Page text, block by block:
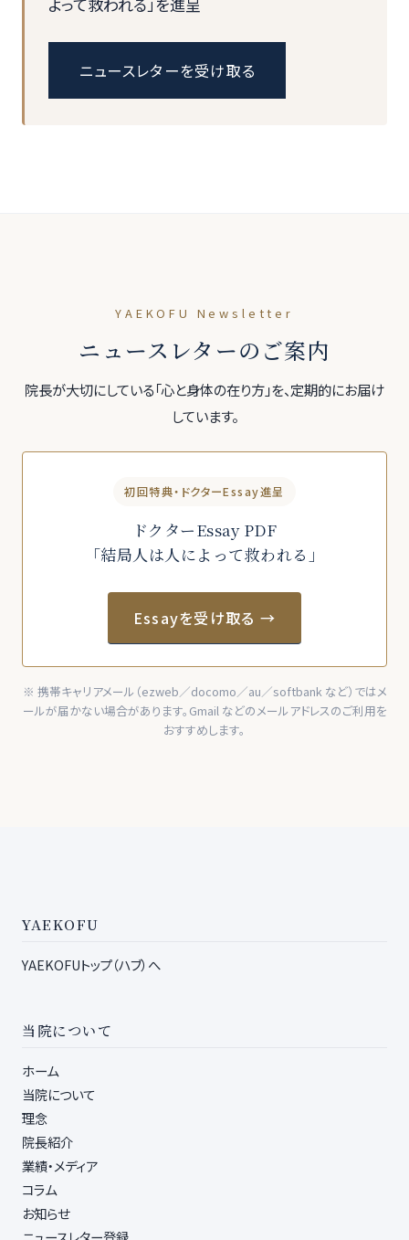
ニュースレターを受け取る
YAEKOFU Newsletter
ニュースレターのご案内
院長が大切にしている「心と身体の在り方」を、定期的にお届け
しています。
初回特典・ドクターEssay進呈
ドクターEssay PDF
「結局人は人によって救われる」
Essayを受け取る →
※ 携帯キャリアメール（ezweb／docomo／au／softbank など）ではメ
ールが届かない場合があります。Gmail などのメールアドレスのご利用を
おすすめします。
YAEKOFU
YAEKOFUトップ（ハブ）へ
当院について
ホーム
当院について
理念
院長紹介
業績・メディア
コラム
お知らせ